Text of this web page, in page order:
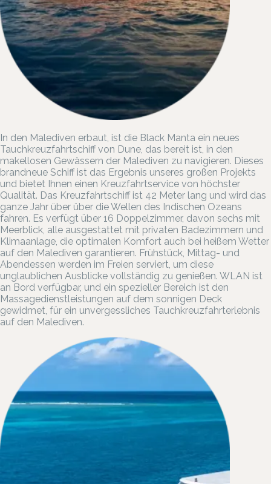
In den Malediven erbaut, ist die Black Manta ein neues
Tauchkreuzfahrtschiff von Dune, das bereit ist, in den
makellosen Gewässern der Malediven zu navigieren. Dieses
brandneue Schiff ist das Ergebnis unseres großen Projekts
und bietet Ihnen einen Kreuzfahrtservice von höchster
Qualität. Das Kreuzfahrtschiff ist 42 Meter lang und wird das
ganze Jahr über über die Wellen des Indischen Ozeans
fahren. Es verfügt über 16 Doppelzimmer, davon sechs mit
Meerblick, alle ausgestattet mit privaten Badezimmern und
Klimaanlage, die optimalen Komfort auch bei heißem Wetter
auf den Malediven garantieren. Frühstück, Mittag- und
Abendessen werden im Freien serviert, um diese
unglaublichen Ausblicke vollständig zu genießen. WLAN ist
an Bord verfügbar, und ein spezieller Bereich ist den
Massagedienstleistungen auf dem sonnigen Deck
gewidmet, für ein unvergessliches Tauchkreuzfahrterlebnis
auf den Malediven.